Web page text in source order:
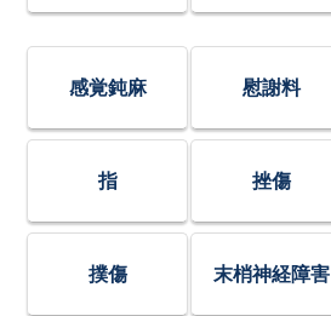
感覚鈍麻 慰謝料
指 挫傷
撲傷 末梢神経障害